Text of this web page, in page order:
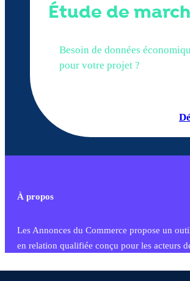
Étude de
Besoin de données
pour votre projet ?
À propos
Les Annonces du Commerce propose un
en relation qualifiée conçu pour les acteurs
commercial et les collectivités territoriales,